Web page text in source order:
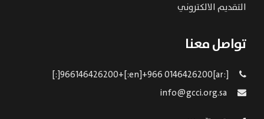
التقديم الالكتروني
تواصل معنا
[:ar]966146426200+[:en]+966 0146426200[:]